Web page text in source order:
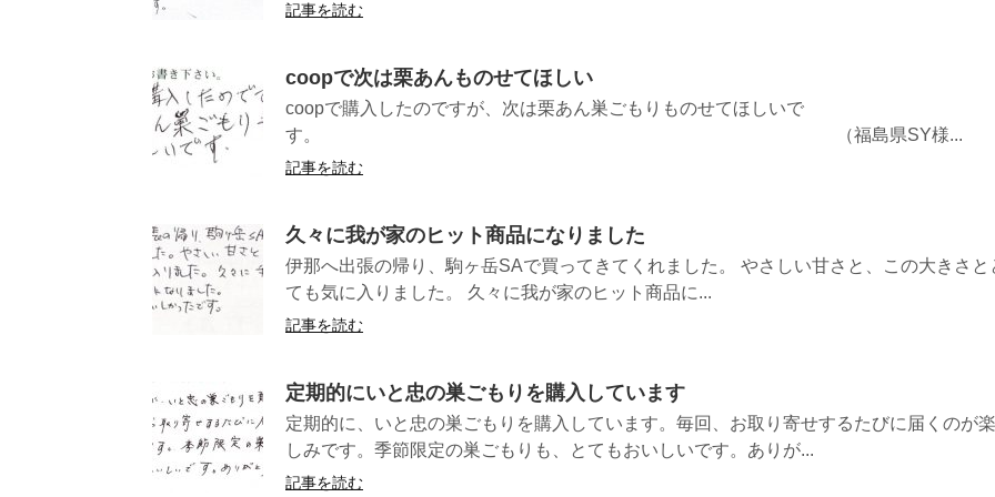
記事を読む
coopで次は栗あんものせてほしい
coopで購入したのですが、次は栗あん巣ごもりものせてほしいで
す。 （福島県SY様...
記事を読む
久々に我が家のヒット商品になりました
伊那へ出張の帰り、駒ヶ岳SAで買ってきてくれました。 やさしい甘さと、この大きさと
ても気に入りました。 久々に我が家のヒット商品に...
記事を読む
定期的にいと忠の巣ごもりを購入しています
定期的に、いと忠の巣ごもりを購入しています。毎回、お取り寄せするたびに届くのが楽
しみです。季節限定の巣ごもりも、とてもおいしいです。ありが...
記事を読む